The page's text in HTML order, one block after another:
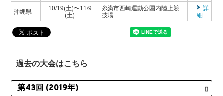
沖縄県
10/19(土)〜11/9
(土)
糸満市西崎運動公園内陸上競
技場
詳
細
過去の大会はこちら